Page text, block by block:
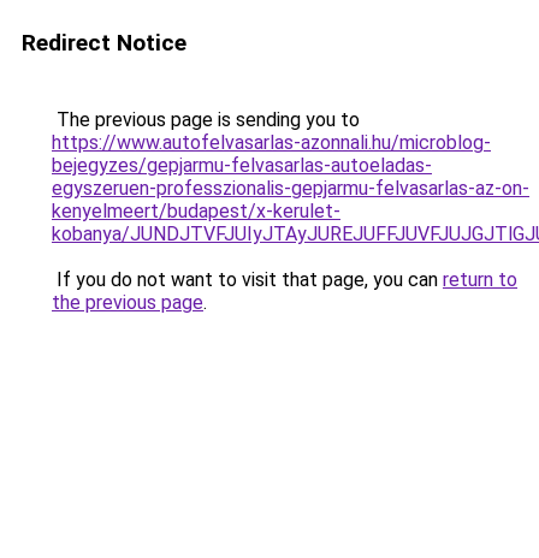
Redirect Notice
The previous page is sending you to
https://www.autofelvasarlas-azonnali.hu/microblog-
bejegyzes/gepjarmu-felvasarlas-autoeladas-
egyszeruen-professzionalis-gepjarmu-felvasarlas-az-on-
kenyelmeert/budapest/x-kerulet-
kobanya/
If you do not want to visit that page, you can return to
the previous page.